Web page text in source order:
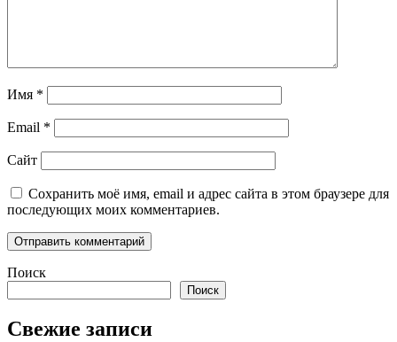
Имя *
Email *
Сайт
Сохранить моё имя, email и адрес сайта в этом браузере для
последующих моих комментариев.
Поиск
Поиск
Свежие записи